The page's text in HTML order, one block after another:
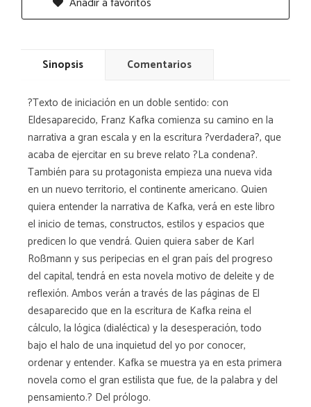
Sinopsis Comentarios
?Texto de iniciación en un doble sentido: con
Eldesaparecido, Franz Kafka comienza su camino en la
narrativa a gran escala y en la escritura ?verdadera?, que
acaba de ejercitar en su breve relato ?La condena?.
También para su protagonista empieza una nueva vida
en un nuevo territorio, el continente americano. Quien
quiera entender la narrativa de Kafka, verá en este libro
el inicio de temas, constructos, estilos y espacios que
predicen lo que vendrá. Quien quiera saber de Karl
Roßmann y sus peripecias en el gran país del progreso
del capital, tendrá en esta novela motivo de deleite y de
reflexión. Ambos verán a través de las páginas de El
desaparecido que en la escritura de Kafka reina el
cálculo, la lógica (dialéctica) y la desesperación, todo
bajo el halo de una inquietud del yo por conocer,
ordenar y entender. Kafka se muestra ya en esta primera
novela como el gran estilista que fue, de la palabra y del
pensamiento.? Del prólogo.